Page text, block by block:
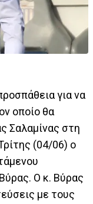
για να
οποίο θα
Σαλαμίνας στη
(04/06) ο
Ο κ. Βύρας
με τους